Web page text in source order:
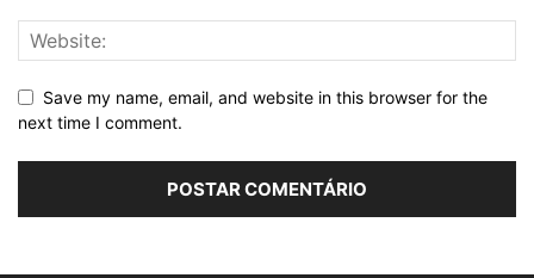
Save my name, email, and website in this browser for the
next time I comment.